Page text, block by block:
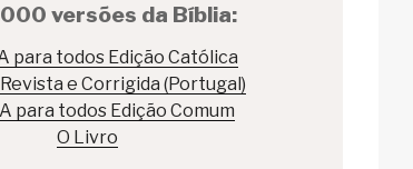
versões da Bíblia:
para todos Edição Católica
e Corrigida (Portugal)
para todos Edição Comum
O Livro